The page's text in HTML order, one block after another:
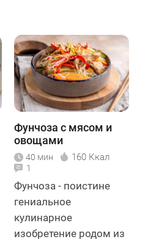
Фунчоза с мясом и
овощами
40 мин 160 Ккал
1
Фунчоза - поистине
гениальное
кулинарное
изобретение родом из